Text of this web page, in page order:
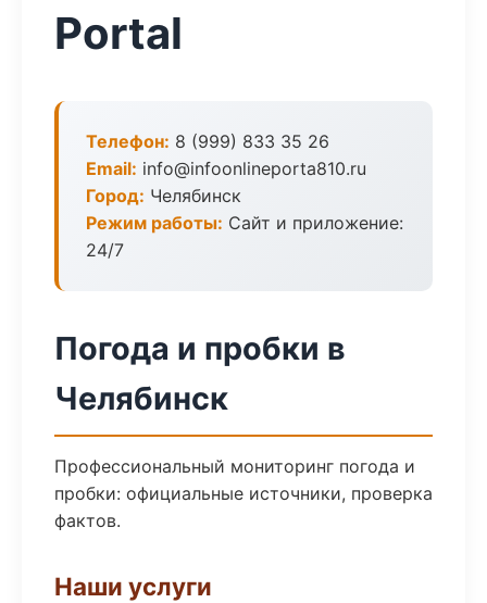
Portal
Телефон: 8 (999) 833 35 26
Email: info@infoonlineporta810.ru
Город: Челябинск
Режим работы: Сайт и приложение:
24/7
Погода и пробки в
Челябинск
Профессиональный мониторинг погода и
пробки: официальные источники, проверка
фактов.
Наши услуги